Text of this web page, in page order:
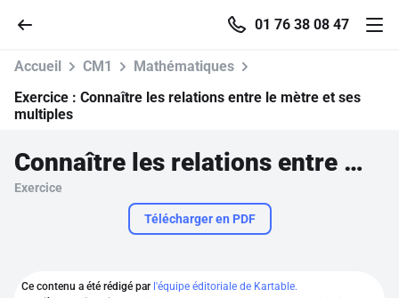
01 76 38 08 47
Parcourir
Se connecter
Accueil CM1
Mathématiques
Exercice : Connaître les relations entre le mètre et ses
multiples
Connaître les relations entre le mètre et ses multiples
Exercice
Télécharger en PDF
Ce contenu a été rédigé par l'équipe éditoriale de Kartable.